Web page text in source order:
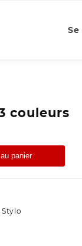
couleurs
panier
Stylo